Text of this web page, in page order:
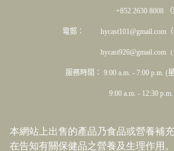
+852 2630 8008 （致
電郵： hycast101@gmail.com（
hycast926@gmail.com（售
服務時間： 9:00 a.m. - 7:00 p.m. (
9:00 a.m. - 12:30 p.m. (
本網站上出售的產品乃食品或營養補
在告知有關保健品之營養及生理作用